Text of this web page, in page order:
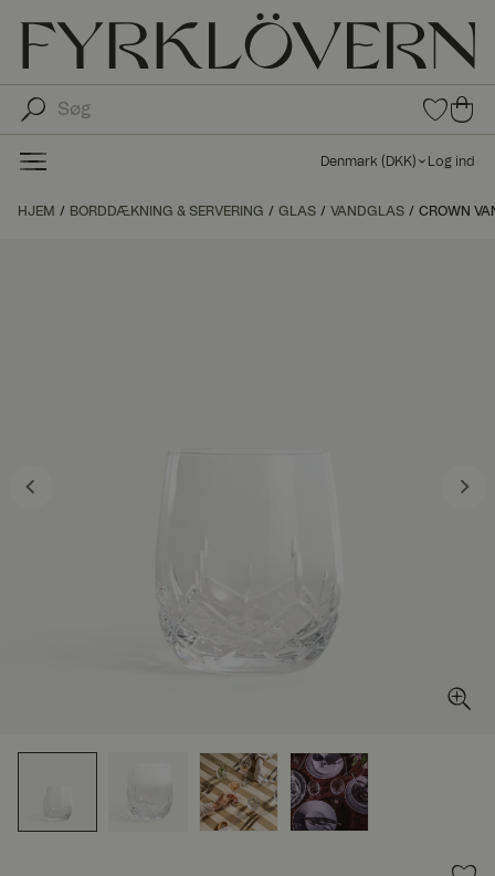
0
var
fav
0
var
er i
kø
Denmark ( DKK) Log ind
HJEM BORDDÆKNING & SERVERING GLAS VANDGLAS CROWN